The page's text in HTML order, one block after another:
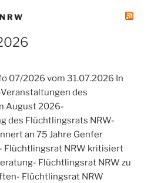
07/2026 vom 31.07.2026 In
des
August 2026-
des Flüchtlingsrats NRW-
an 75 Jahre Genfer
Flüchtlingsrat NRW kritisiert
Flüchtlingsrat NRW zu
Flüchtlingsrat NRW